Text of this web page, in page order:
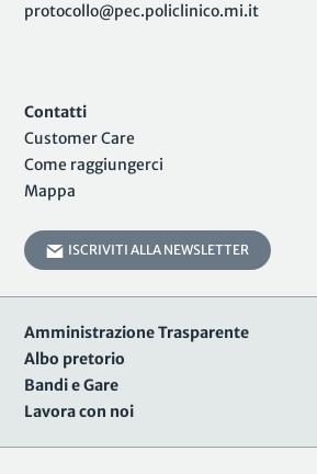
protocollo@pec.policlinico.mi.it
Contatti
Customer Care
Come raggiungerci
Mappa
ISCRIVITI ALLA NEWSLETTER
Amministrazione Trasparente
Albo pretorio
Bandi e Gare
Lavora con noi